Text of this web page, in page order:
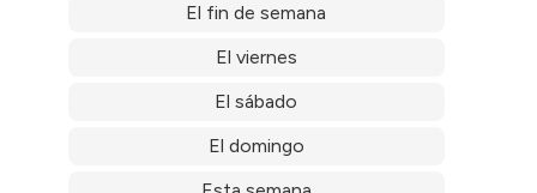
El fin de semana
El viernes
El sábado
El domingo